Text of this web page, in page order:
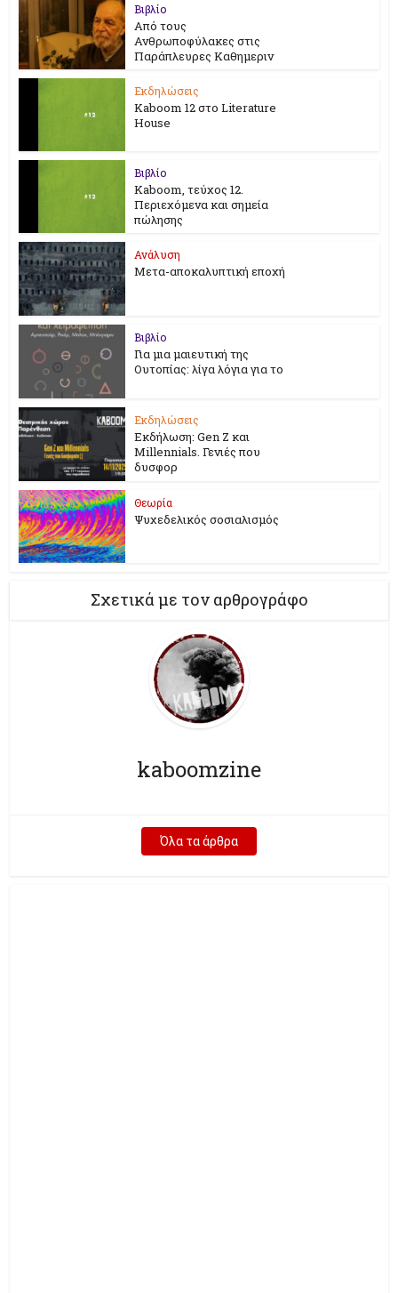
Βιβλίο
Από τους
Ανθρωποφύλακες στις
Παράπλευρες Καθημεριν
Εκδηλώσεις
Kaboom 12 στο Literature
House
Βιβλίο
Kaboom, τεύχος 12.
Περιεχόμενα και σημεία
πώλησης
Ανάλυση
Μετα-αποκαλυπτική εποχή
Βιβλίο
Για μια μαιευτική της
Ουτοπίας: λίγα λόγια για το
Εκδηλώσεις
Εκδήλωση: Gen Z και
Millennials. Γενιές που
δυσφορ
Θεωρία
Ψυχεδελικός σοσιαλισμός
Σχετικά με τον αρθρογράφο
kaboomzine
Όλα τα άρθρα